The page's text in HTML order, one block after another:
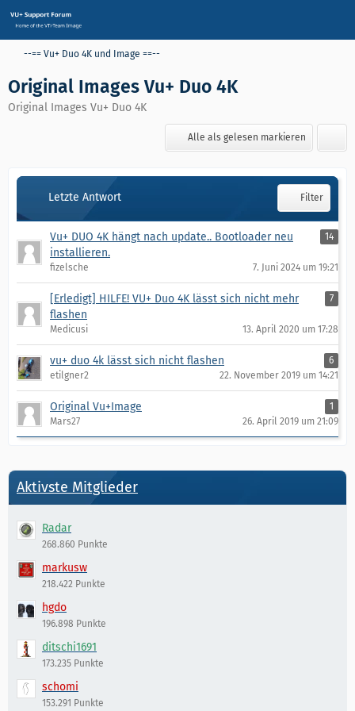
--== Vu+ Duo 4K und Image ==--
Original Images Vu+ Duo 4K
Original Images Vu+ Duo 4K
Alle als gelesen markieren
Letzte Antwort Filter
Vu+ DUO 4K hängt nach update.. Bootloader neu
installieren.
14
fizelsche 7. Juni 2024 um 19:21
[Erledigt] HILFE! VU+ Duo 4K lässt sich nicht mehr
flashen
7
Medicusi 13. April 2020 um 17:28
vu+ duo 4k lässt sich nicht flashen
6
etilgner2
22. November 2019 um 14:21
Original Vu+Image
1
Mars27
26. April 2019 um 21:09
Aktivste Mitglieder
Radar
268.860 Punkte
markusw
218.422 Punkte
hgdo
196.898 Punkte
ditschi1691
173.235 Punkte
schomi
153.291 Punkte